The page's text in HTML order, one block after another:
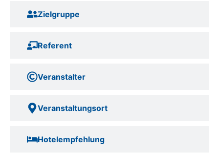
Zielgruppe
Referent
Veranstalter
Veranstaltungsort
Hotelempfehlung